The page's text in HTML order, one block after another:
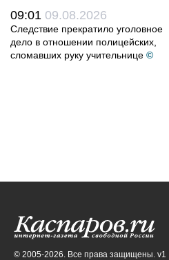
09:01 09.08.2026
Следствие прекратило уголовное
дело в отношении полицейских,
сломавших руку учительнице ©
© 2005-2026. Все права защищены. v1